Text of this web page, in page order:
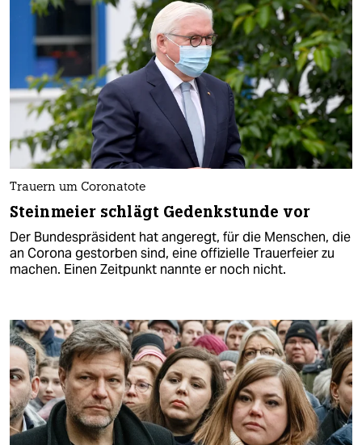
Trauern um Coronatote
Steinmeier schlägt Gedenkstunde vor
Der Bundespräsident hat angeregt, für die Menschen, die
an Corona gestorben sind, eine offizielle Trauerfeier zu
machen. Einen Zeitpunkt nannte er noch nicht.